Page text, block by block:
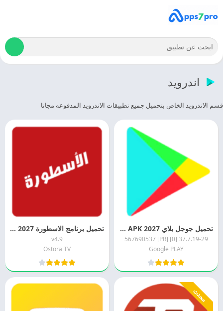
اندرويد
قسم الاندرويد الخاص بتحميل جميع تطبيقات الاندرويد المدفوعه مجانا
تحميل جوجل بلاي 2027 Google Play APK اخر اصدار مجانا
37.7.19-29 [0] [PR] 567690537
Google PLAY
تحميل برنامج الاسطورة 2027 Ostora TV APK اخر اصدار مجانا
v4.9
Ostora TV
محدث